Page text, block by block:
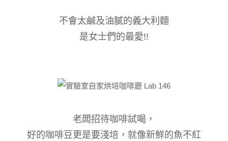
不會太鹹及油膩的義大利麵
是女士們的最愛!!
老闆招待咖啡試喝，
好的咖啡豆更是要淺培，就像新鮮的魚不紅